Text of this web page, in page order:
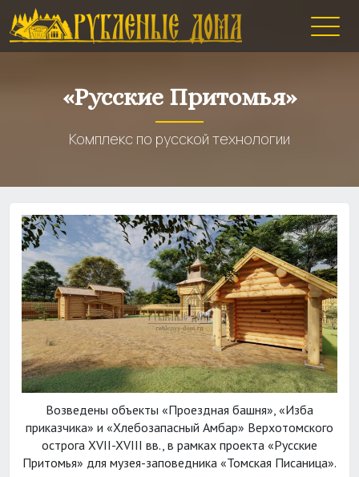
«Русские Притомья»
Комплекс по русской технологии
Возведены объекты «Проездная башня», «Изба
приказчика» и «Хлебозапасный Амбар» Верхотомского
острога XVII-XVIII вв., в рамках проекта «Русские
Притомья» для музея-заповедника «Томская Писаница».